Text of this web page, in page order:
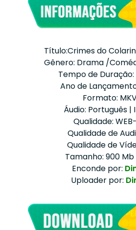
Título:Crimes do
Gênero: Drama /
Tempo de Duração:
Ano de
Formato:
Áudio: Português |
Qualidade:
Qualidade de
Qualidade de
Tamanho: 900
Enconde por:
Uploader por: